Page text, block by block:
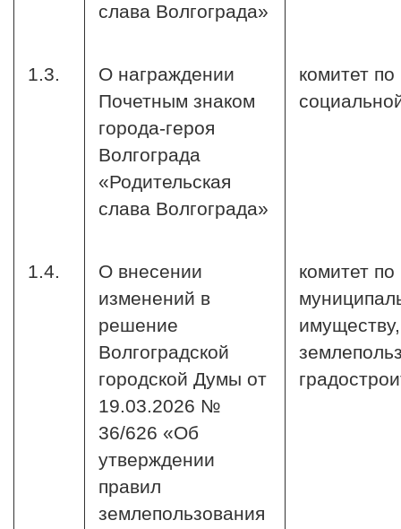
слава Волгограда»
1.3.
О награждении
Почетным знаком
города-героя
Волгограда
«Родительская
слава Волгограда»
комитет по
1.4.
О внесении
изменений в
решение
Волгоградской
городской Думы от
19.03.2026 №
36/626 «Об
утверждении
правил
землепользования
комитет по
имуществу,